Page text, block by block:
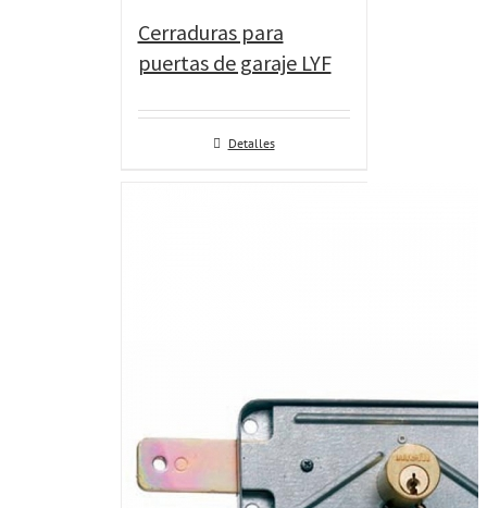
Cerraduras para
puertas de garaje LYF
Detalles